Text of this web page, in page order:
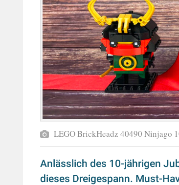
LEGO BrickHeadz 40490 Ninjago
Anlässlich des 10-jährigen
dieses Dreigespann. Must-